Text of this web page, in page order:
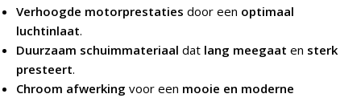
Verhoogde motorprestaties door een optimaal
luchtinlaat.
Duurzaam schuimmateriaal dat lang meegaat en sterk
presteert.
Chroom afwerking voor een mooie en moderne